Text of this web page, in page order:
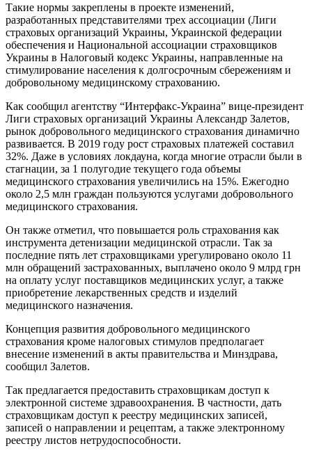
Такие нормы закреплены в проекте изменений,
разработанных представителями трех ассоциации (Лиги
страховых организаций Украины, Украинской федерации
обеспечения и Национальной ассоциации страховщиков
Украины в Налоговый кодекс Украины, направленные на
стимулирование населения к долгосрочным сбережениям и
добровольному медицинскому страхованию.
Как сообщил агентству “Интерфакс-Украина” вице-президент
Лиги страховых организаций Украины Александр Залетов,
рынок добровольного медицинского страхования динамично
развивается. В 2019 году рост страховых платежей составил
32%. Даже в условиях локдауна, когда многие отрасли были в
стагнации, за 1 полугодие текущего года объемы
медицинского страхования увеличились на 15%. Ежегодно
около 2,5 млн граждан пользуются услугами добровольного
медицинского страхования.
Он также отметил, что повышается роль страхования как
инструмента детенизации медицинской отрасли. Так за
последние пять лет страховщиками урегулировано около 11
млн обращений застрахованных, выплачено около 9 млрд грн
на оплату услуг поставщиков медицинских услуг, а также
приобретение лекарственных средств и изделий
медицинского назначения.
Концепция развития добровольного медицинского
страхования кроме налоговых стимулов предполагает
внесение изменений в акты правительства и Минздрава,
сообщил Залетов.
Так предлагается предоставить страховщикам доступ к
электронной системе здравоохранения. В частности, дать
страховщикам доступ к реестру медицинских записей,
записей о направлении и рецептам, а также электронному
реестру листов нетрудоспособности.